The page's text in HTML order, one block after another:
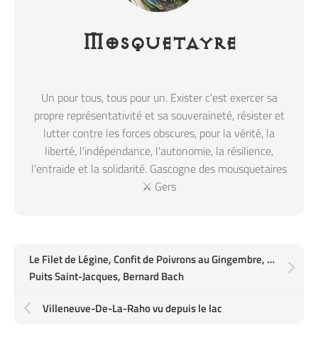
Mosquetayre
Un pour tous, tous pour un. Exister c'est exercer sa
propre représentativité et sa souveraineté, résister et
lutter contre les forces obscures, pour la vérité, la
liberté, l'indépendance, l'autonomie, la résilience,
l'entraide et la solidarité. Gascogne des mousquetaires
⚔️ Gers
Le Filet de Légine, Confit de Poivrons au Gingembre, Vinaigrette de Citron et Crème de Pois Chiches
Puits Saint-Jacques, Bernard Bach
Villeneuve-De-La-Raho vu depuis le lac